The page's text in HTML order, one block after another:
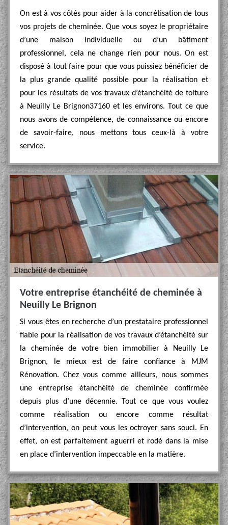
On est à vos côtés pour aider à la concrétisation de tous
vos projets de cheminée. Que vous soyez le propriétaire
d’une maison individuelle ou d’un bâtiment
professionnel, cela ne change rien pour nous. On est
disposé à tout faire pour que vous puissiez bénéficier de
la plus grande qualité possible pour la réalisation et
pour les résultats de vos travaux d’étanchéité de toiture
à Neuilly Le Brignon37160 et les environs. Tout ce que
nous avons de compétence, de connaissance ou encore
de savoir-faire, nous mettons tous ceux-là à votre
service.
Votre entreprise étanchéité de cheminée à
Neuilly Le Brignon
Si vous êtes en recherche d’un prestataire professionnel
fiable pour la réalisation de vos travaux d’étanchéité sur
la cheminée de votre bien immobilier à Neuilly Le
Brignon, le mieux est de faire confiance à MJM
Rénovation. Chez vous comme ailleurs, nous sommes
une entreprise étanchéité de cheminée confirmée
depuis plus d’une décennie. Tout ce que vous voulez
comme réalisation ou encore comme résultat
d’intervention, on peut vous les octroyer sans souci. En
effet, on est parfaitement aguerri et rodé dans la mise
en place d’intervention impeccable en la matière.